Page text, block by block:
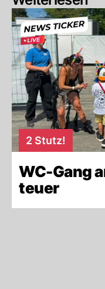
2 Stutz!
WC-Gang
teuer